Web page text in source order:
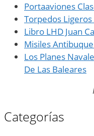
Portaaviones
Torpedos
Libro LHD Juan
Misiles
Los Planes
De Las Baleares
Categorías